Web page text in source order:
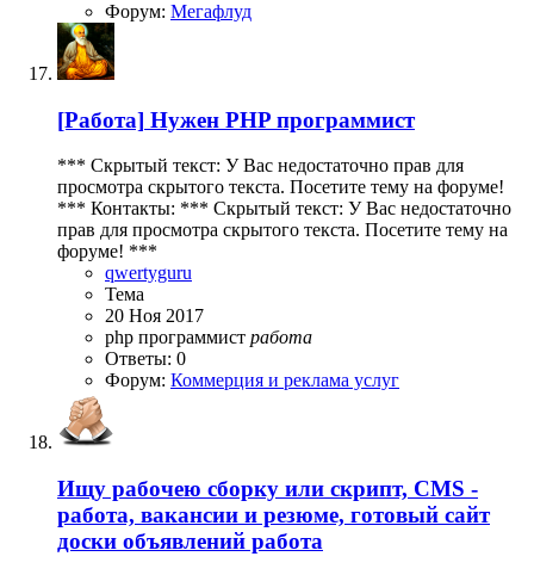
Форум: Мегафлуд
[Работа] Нужен PHP программист
*** Скрытый текст: У Вас недостаточно прав для
просмотра скрытого текста. Посетите тему на форуме!
*** Контакты: *** Скрытый текст: У Вас недостаточно
прав для просмотра скрытого текста. Посетите тему на
форуме! ***
qwertyguru
Тема
20 Ноя 2017
php программист работа
Ответы: 0
Форум: Коммерция и реклама услуг
Ищу рабочею сборку или скрипт, CMS -
работа, вакансии и резюме, готовый сайт
доски объявлений работа